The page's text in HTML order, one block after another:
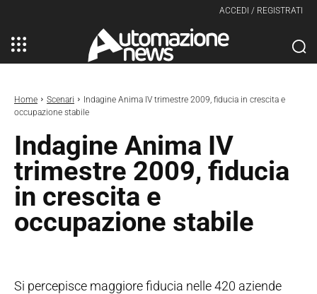
ACCEDI / REGISTRATI
Home Scenari
Indagine Anima IV trimestre 2009, fiducia in crescita e
occupazione stabile
Indagine Anima IV
trimestre 2009, fiducia
in crescita e
occupazione stabile
Si percepisce maggiore fiducia nelle 420 aziende